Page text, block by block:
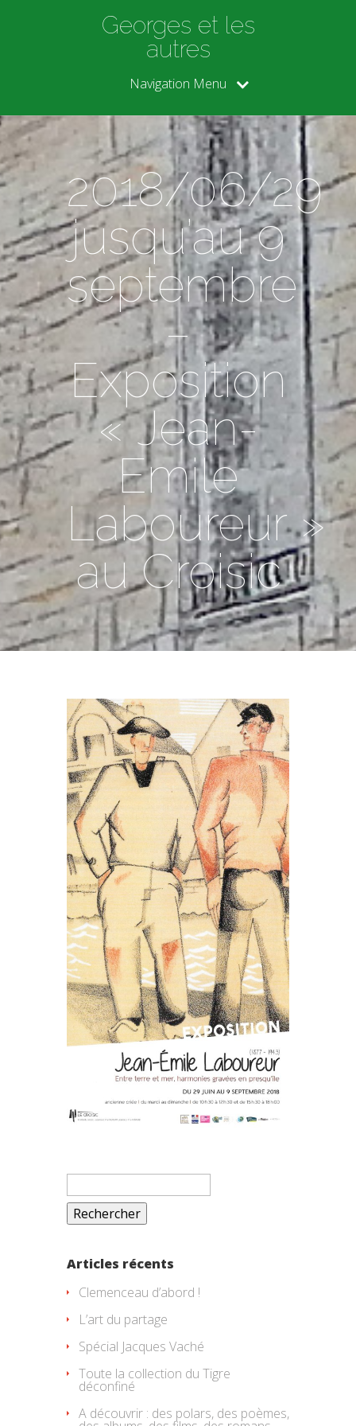
Georges et les
autres
Navigation Menu
2018/06/29
jusqu’au 9
septembre
–
Exposition
« Jean-
Emile
Laboureur »
au Croisic
Rechercher :
Articles récents
Clemenceau d’abord !
L’art du partage
Spécial Jacques Vaché
Toute la collection du Tigre
déconfiné
A découvrir : des polars, des poèmes,